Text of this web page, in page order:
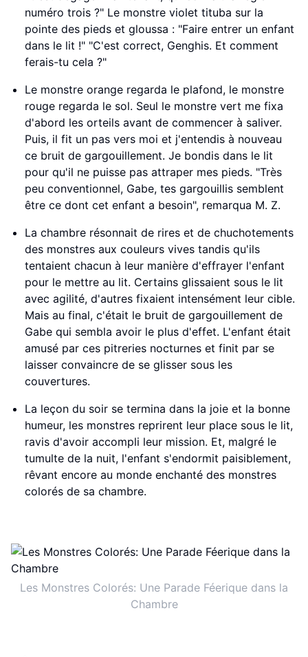
numéro trois ?" Le monstre violet tituba sur la
pointe des pieds et gloussa : "Faire entrer un enfant
dans le lit !" "C'est correct, Genghis. Et comment
ferais-tu cela ?"
Le monstre orange regarda le plafond, le monstre
rouge regarda le sol. Seul le monstre vert me fixa
d'abord les orteils avant de commencer à saliver.
Puis, il fit un pas vers moi et j'entendis à nouveau
ce bruit de gargouillement. Je bondis dans le lit
pour qu'il ne puisse pas attraper mes pieds. "Très
peu conventionnel, Gabe, tes gargouillis semblent
être ce dont cet enfant a besoin", remarqua M. Z.
La chambre résonnait de rires et de chuchotements
des monstres aux couleurs vives tandis qu'ils
tentaient chacun à leur manière d'effrayer l'enfant
pour le mettre au lit. Certains glissaient sous le lit
avec agilité, d'autres fixaient intensément leur cible.
Mais au final, c'était le bruit de gargouillement de
Gabe qui sembla avoir le plus d'effet. L'enfant était
amusé par ces pitreries nocturnes et finit par se
laisser convaincre de se glisser sous les
couvertures.
La leçon du soir se termina dans la joie et la bonne
humeur, les monstres reprirent leur place sous le lit,
ravis d'avoir accompli leur mission. Et, malgré le
tumulte de la nuit, l'enfant s'endormit paisiblement,
rêvant encore au monde enchanté des monstres
colorés de sa chambre.
Les Monstres Colorés: Une Parade Féerique dans la
Chambre